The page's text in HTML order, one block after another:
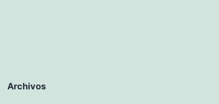
Archivos